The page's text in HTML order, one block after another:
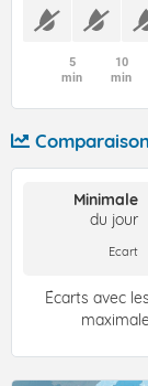
5
min
10
min
Minimale
du jour
Ecart
Écarts avec